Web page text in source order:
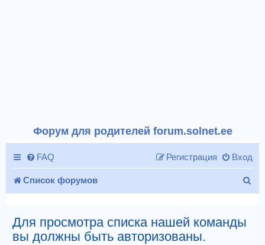
Форум для родителей forum.solnet.ee
FAQ Вход
Регистрация
Список форумов
Для просмотра списка нашей команды
вы должны быть авторизованы.